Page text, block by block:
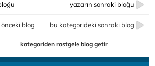
yazarın sonraki bloğu
blog bu kategorideki sonraki blog
kategoriden rastgele blog getir